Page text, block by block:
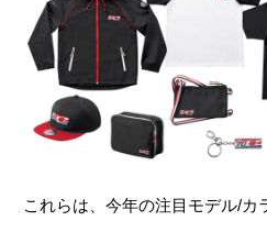
これらは、今年の注目モデル/カ